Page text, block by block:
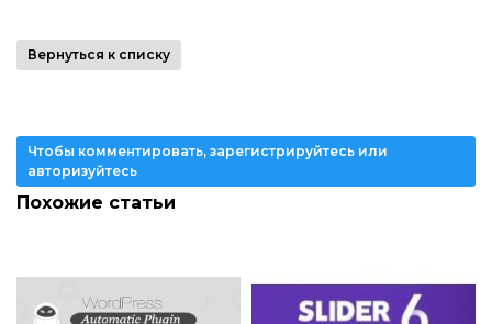
Вернуться к списку
Чтобы комментировать, зарегистрируйтесь или
авторизуйтесь
Похожие статьи